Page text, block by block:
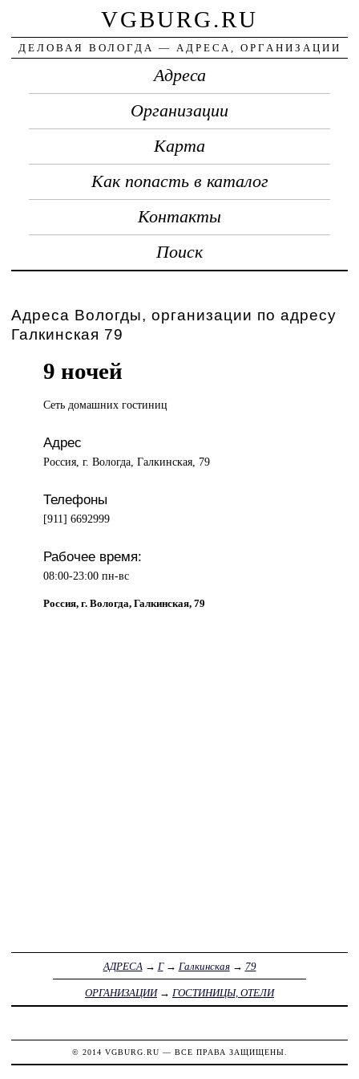
VGBURG.RU
ДЕЛОВАЯ ВОЛОГДА — АДРЕСА, ОРГАНИЗАЦИИ
Адреса
Организации
Карта
Как попасть в каталог
Контакты
Поиск
Адреса Вологды, организации по адресу
Галкинская 79
9 ночей
Сеть домашнихгостиниц
Адрес
Россия, г. Вологда, Галкинская, 79
Телефоны
[911] 6692999
Рабочее время:
08:00-23:00 пн-вс
Россия, г. Вологда, Галкинская, 79
АДРЕСА → Г→ Галкинская→ 79
ОРГАНИЗАЦИИ→ ГОСТИНИЦЫ, ОТЕЛИ
© 2014 VGBURG.RU — ВСЕ ПРАВА ЗАЩИЩЕНЫ.